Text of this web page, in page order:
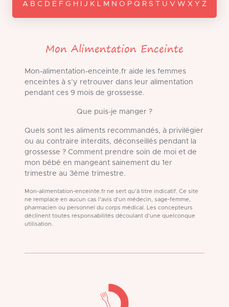
A B C D E F G H I J K L M N O P Q R S T U V W X Y Z
Mon Alimentation Enceinte
Mon-alimentation-enceinte.fr aide les femmes
enceintes à s’y retrouver dans leur alimentation
pendant ces 9 mois de grossesse.
Que puis-je manger ?
Quels sont les aliments recommandés, à privilégier
ou au contraire interdits, déconseillés pendant la
grossesse ? Comment prendre soin de moi et de
mon bébé en mangeant sainement du 1er
trimestre au 3ème trimestre.
Mon-alimentation-enceinte.fr ne sert qu'à titre indicatif. Ce site
ne remplace en aucun cas l'avis d'un médecin, sage-femme,
pharmacien ou personnel du corps médical. Les concepteurs
déclinent toutes responsabilités découlant d'une quelconque
utilisation.